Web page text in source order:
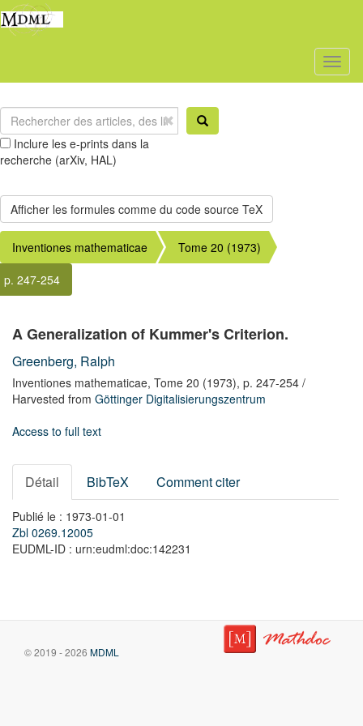
Inclure les e-prints dans la
recherche (arXiv, HAL)
Inventiones mathematicae
Tome 20 (1973)
p. 247-254
A Generalization of Kummer's Criterion.
Greenberg, Ralph
Inventiones mathematicae, Tome 20 (1973), p. 247-254 /
Harvested from Göttinger Digitalisierungszentrum
Access to full text
Détail BibTeX Comment citer
Publié le : 1973-01-01
Zbl 0269.12005
EUDML-ID : urn:eudml:doc:142231
© 2019 - 2026 MDML